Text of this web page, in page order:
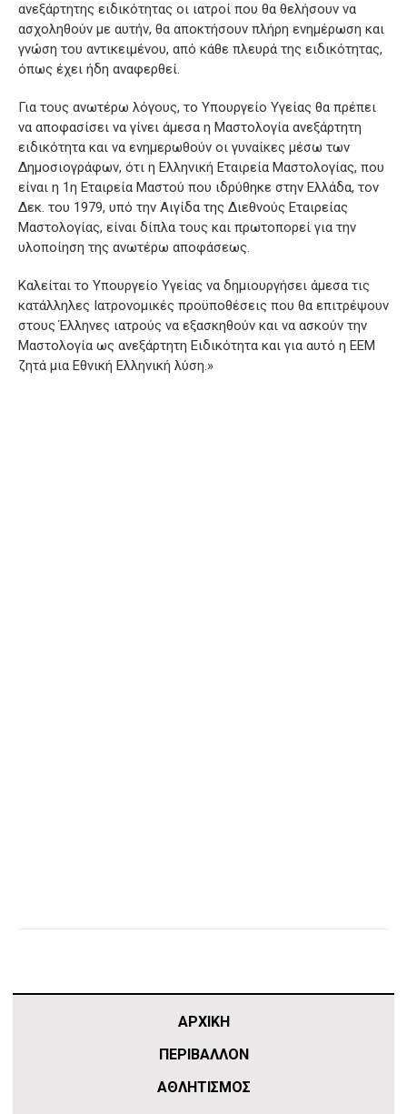
ανεξάρτητης ειδικότητας οι ιατροί που θα θελήσουν να
ασχοληθούν με αυτήν, θα αποκτήσουν πλήρη ενημέρωση και
γνώση του αντικειμένου, από κάθε πλευρά της ειδικότητας,
όπως έχει ήδη αναφερθεί.
Για τους ανωτέρω λόγους, το Υπουργείο Υγείας θα πρέπει
να αποφασίσει να γίνει άμεσα η Μαστολογία ανεξάρτητη
ειδικότητα και να ενημερωθούν οι γυναίκες μέσω των
Δημοσιογράφων, ότι η Ελληνική Εταιρεία Μαστολογίας, που
είναι η 1η Εταιρεία Μαστού που ιδρύθηκε στην Ελλάδα, τον
Δεκ. του 1979, υπό την Αιγίδα της Διεθνούς Εταιρείας
Μαστολογίας, είναι δίπλα τους και πρωτοπορεί για την
υλοποίηση της ανωτέρω αποφάσεως.
Καλείται το Υπουργείο Υγείας να δημιουργήσει άμεσα τις
κατάλληλες Ιατρονομικές προϋποθέσεις που θα επιτρέψουν
στους Έλληνες ιατρούς να εξασκηθούν και να ασκούν την
Μαστολογία ως ανεξάρτητη Ειδικότητα και για αυτό η ΕΕΜ
ζητά μια Εθνική Ελληνική λύση.»
ΑΡΧΙΚΗ
ΠΕΡΙΒΑΛΛΟΝ
ΑΘΛΗΤΙΣΜΌΣ